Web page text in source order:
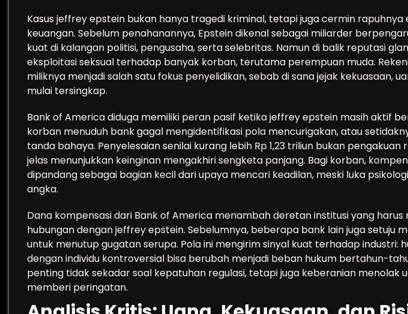
Kasus jeffrey epstein bukan hanya tragedi kriminal, tetapi juga cermin rapuhnya
keuangan. Sebelum penahanannya, Epstein dikenal sebagai miliarder
kuat di kalangan politisi, pengusaha, serta selebritas. Namun di balik reputasi
eksploitasi seksual terhadap banyak korban, terutama perempuan muda.
miliknya menjadi salah satu fokus penyelidikan, sebab di sana jejak kekuasaan,
mulai tersingkap.
Bank of America diduga memiliki peran pasif ketika jeffrey epstein masih aktif
korban menuduh bank gagal mengidentifikasi pola mencurigakan, atau
tanda bahaya. Penyelesaian senilai kurang lebih Rp 1,23 triliun bukan
jelas menunjukkan keinginan mengakhiri sengketa panjang. Bagi korban,
dipandang sebagai bagian kecil dari upaya mencari keadilan, meski luka
angka.
Dana kompensasi dari Bank of America menambah deretan institusi yang
hubungan dengan jeffrey epstein. Sebelumnya, beberapa bank lain juga setuju
untuk menutup gugatan serupa. Pola ini mengirim sinyal kuat terhadap industri:
dengan individu kontroversial bisa berubah menjadi beban hukum bertahun-
penting tidak sekadar soal kepatuhan regulasi, tetapi juga keberanian menolak
memberi peringatan.